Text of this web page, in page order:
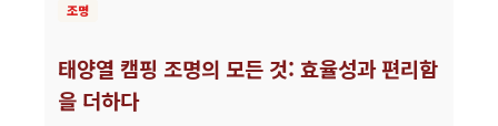
조명
태양열 캠핑 조명의 모든 것: 효율성과 편리함
을 더하다